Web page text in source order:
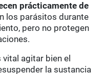
prácticamente de
los parásitos durante
pero no protegen
agitar bien el
la sustancia